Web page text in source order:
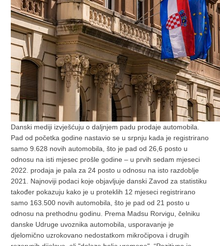
Danski mediji izvješćuju o daljnjem padu prodaje automobila.
Pad od početka godine nastavio se u srpnju kada je registrirano
samo 9.628 novih automobila, što je pad od 26,6 posto u
odnosu na isti mjesec prošle godine – u prvih sedam mjeseci
2022. prodaja je pala za 24 posto u odnosu na isto razdoblje
2021. Najnoviji podaci koje objavljuje danski Zavod za statistiku
također pokazuju kako je u proteklih 12 mjeseci registrirano
samo 163.500 novih automobila, što je pad od 21 posto u
odnosu na prethodnu godinu. Prema Madsu Rorvigu, čelniku
danske Udruge uvoznika automobila, usporavanje je
djelomično uzrokovano nedostatkom mikročipova i drugih